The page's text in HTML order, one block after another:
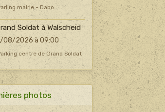
mairie - Dabo
Soldat à Walscheid
08/2026 à 09:00
centre de Grand Soldat
photos